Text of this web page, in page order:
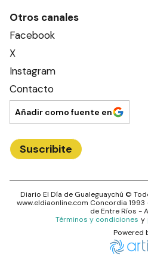
Otros canales
Facebook
X
Instagram
Contacto
Añadir como fuente en
Suscribite
Diario El Día de Gualeguaychú ©
www.eldiaonline.com Concordia 1993
deEntre Ríos -
Términos y condiciones y
Powered